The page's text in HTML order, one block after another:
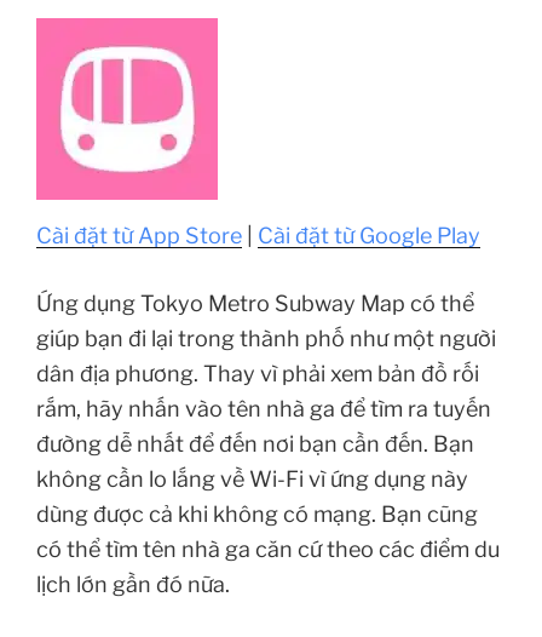
Cài đặt từ App Store Cài đặt từ Google Play
Ứng dụng Tokyo Metro Subway Map có thể
giúp bạn đi lại trong thành phố như một người
dân địa phương. Thay vì phải xem bản đồ rối
rắm, hãy nhấn vào tên nhà ga để tìm ra tuyến
đường dễ nhất để đến nơi bạn cần đến. Bạn
không cần lo lắng về Wi-Fi vì ứng dụng này
dùng được cả khi không có mạng. Bạn cũng
có thể tìm tên nhà ga căn cứ theo các điểm du
lịch lớn gần đó nữa.